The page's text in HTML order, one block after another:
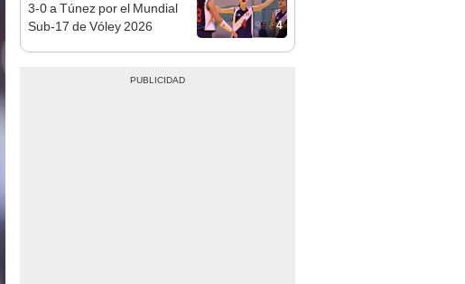
4
3-0 a Túnez por el Mundial
Sub-17 de Vóley 2026